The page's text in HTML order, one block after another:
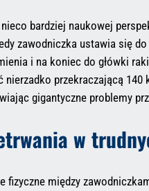
bardziej naukowej
zawodniczka ustawia się
i na koniec do główki
nierzadko przekraczającą
gigantyczne problemy
w
fizyczne między